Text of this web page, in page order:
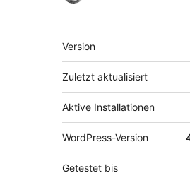
Meta
Version
Zuletzt aktualisiert
Aktive Installationen
WordPress-Version
Getestet bis